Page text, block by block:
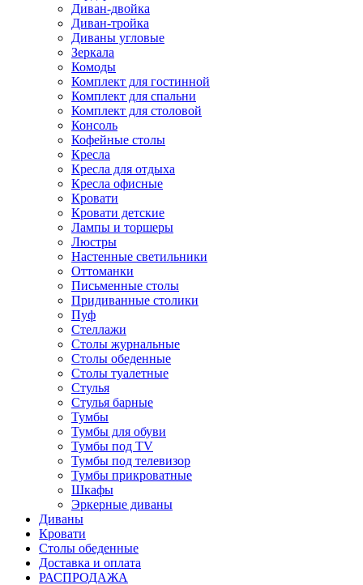
Диван-двойка
Диван-тройка
Диваны угловые
Зеркала
Комоды
Комплект для гостинной
Комплект для спальни
Комплект для столовой
Консоль
Кофейные столы
Кресла
Кресла для отдыха
Кресла офисные
Кровати
Кровати детские
Лампы и торшеры
Люстры
Настенные светильники
Оттоманки
Письменные столы
Придиванные столики
Пуф
Стеллажи
Столы журнальные
Столы обеденные
Столы туалетные
Стулья
Стулья барные
Тумбы
Тумбы для обуви
Тумбы под TV
Тумбы под телевизор
Тумбы прикроватные
Шкафы
Эркерные диваны
Диваны
Кровати
Столы обеденные
Доставка и оплата
РАСПРОДАЖА